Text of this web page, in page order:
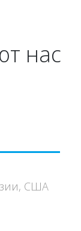
нас
США